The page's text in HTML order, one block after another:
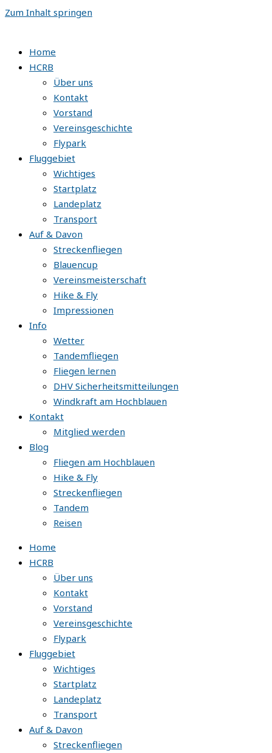
Zum Inhalt springen
Home
HCRB
Über uns
Kontakt
Vorstand
Vereinsgeschichte
Flypark
Fluggebiet
Wichtiges
Startplatz
Landeplatz
Transport
Auf & Davon
Streckenfliegen
Blauencup
Vereinsmeisterschaft
Hike & Fly
Impressionen
Info
Wetter
Tandemfliegen
Fliegen lernen
DHV Sicherheitsmitteilungen
Windkraft am Hochblauen
Kontakt
Mitglied werden
Blog
Fliegen am Hochblauen
Hike & Fly
Streckenfliegen
Tandem
Reisen
Home
HCRB
Über uns
Kontakt
Vorstand
Vereinsgeschichte
Flypark
Fluggebiet
Wichtiges
Startplatz
Landeplatz
Transport
Auf & Davon
Streckenfliegen